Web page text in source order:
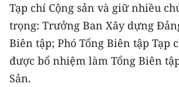
VỀ BÁO NHÂN DÂN
THỜI NAY
NHÂN DÂN CUỐI TUẦN
Tạp chí Cộng sản và giữ nhiều
trọng: Trưởng Ban Xây dựng
Biên tập; Phó Tổng Biên tập Tạp
được bổ nhiệm làm Tổng Biên
Sản.